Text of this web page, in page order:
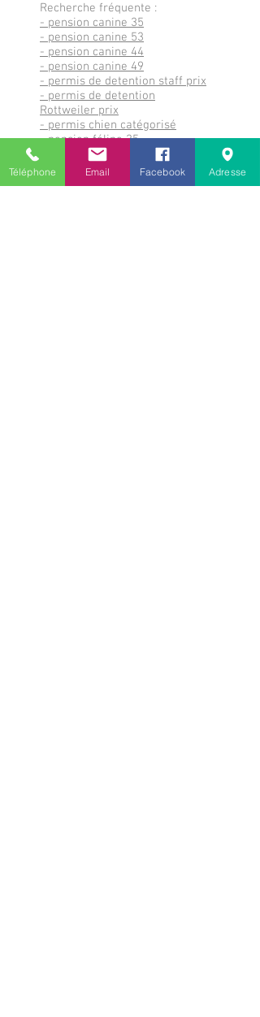
Recherche fréquente :
- pension canine 35
- pension canine 53
- pension canine 44
- pension canine 49
- permis de detention staff prix
- permis de detention
Rottweiler prix
- permis chien catégorisé
- pension féline 35
- pension féline 53
- pension féline 44
- pension féline 49
Téléphone Email Facebook Adresse